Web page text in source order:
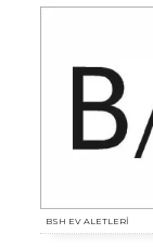
BSH EV ALETLERİ